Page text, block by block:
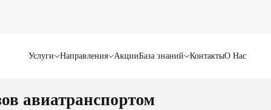
Услуги Направления АкцииБаза знаний КонтактыО Нас
авиатранспортом